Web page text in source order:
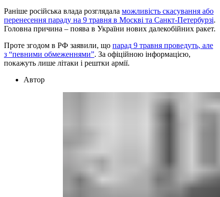
Раніше російська влада розглядала можливість скасування або
перенесення параду на 9 травня в Москві та Санкт-Петербурзі.
Головна причина – поява в України нових далекобійних ракет.
Проте згодом в РФ заявили, що парад 9 травня проведуть, але
з “певними обмеженнями”. За офіційною інформацією,
покажуть лише літаки і рештки армії.
Автор